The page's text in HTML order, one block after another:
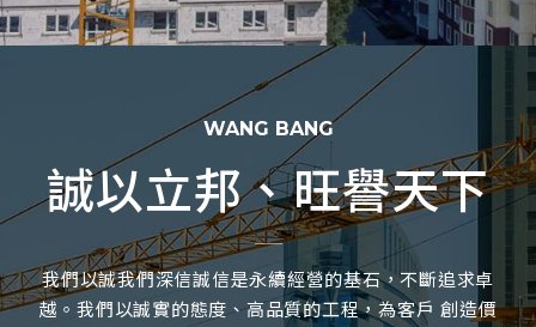
WANG BANG
誠以立邦、旺譽天下
我們以誠我們深信誠信是永續經營的基石，不斷追求卓
越。我們以誠實的態度、高品質的工程，為客戶 創造價